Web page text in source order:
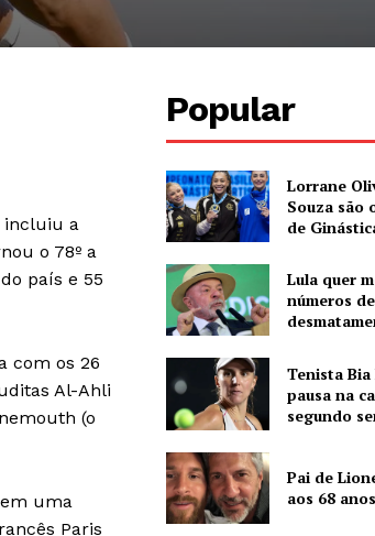
incluiu a
o 78º a
país e 55
com os 26
Al-Ahli
(o
uma
Paris
Popular
Lorrane
Souza são
de
Lula quer
números
Tenista
pausa na
segundo
Pai de
aos 68